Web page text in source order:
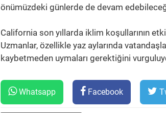
önümüzdeki günlerde de devam
California son yıllarda iklim koşullarının
Uzmanlar, özellikle yaz aylarında
kaybetmeden uymaları gerektiğini
Whatsapp Facebook